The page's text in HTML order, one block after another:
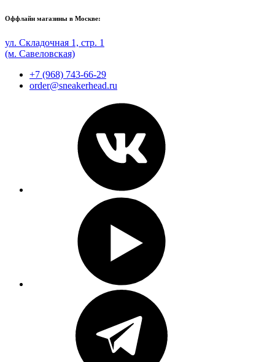
Оффлайн магазины в Москве:
ул. Складочная 1, стр. 1
(м. Савеловская)
+7 (968) 743-66-29
order@sneakerhead.ru